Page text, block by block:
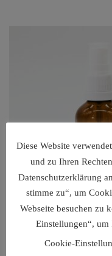
Diese Website
und zu Ihren
Datenschutzerklärung
stimme zu“, um
Webseite besuchen zu
Einstellungen“, um
Cookie-